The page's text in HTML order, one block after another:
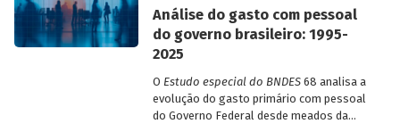
Análise do gasto com pessoal
do governo brasileiro: 1995-
2025
O Estudo especial do BNDES68 analisa a
evolução do gasto primário com pessoal
do Governo Federal desde meados da